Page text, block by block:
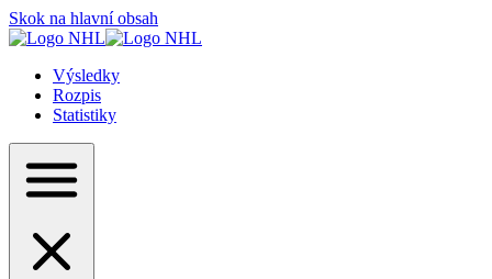
Skok na hlavní obsah
Výsledky
Rozpis
Statistiky